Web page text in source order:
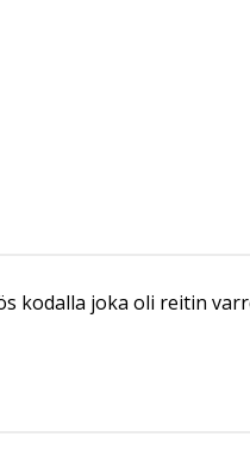
kodalla joka oli reitin